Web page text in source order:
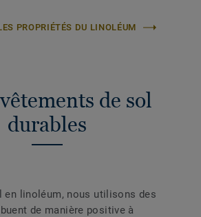
PROPRIÉTÉS DU LINOLÉUM
de sol
durables
en linoléum, nous utilisons des
de manière positive à